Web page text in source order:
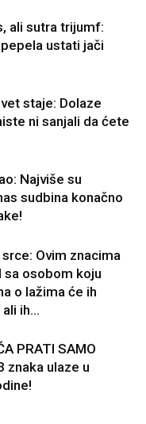
ali sutra trijumf:
ustati jači
staje: Dolaze
ni sanjali da ćete
Najviše su
sudbina konačno
Ovim znacima
osobom koju
o lažima će ih
ih...
PRATI SAMO
znaka ulaze u